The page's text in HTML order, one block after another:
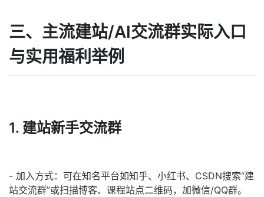
三、主流建站/AI交流群实际入口
与实用福利举例
1. 建站新手交流群
- 加入方式：可在知名平台如知乎、小红书、CSDN搜索“建
站交流群”或扫描博客、课程站点二维码，加微信/QQ群。